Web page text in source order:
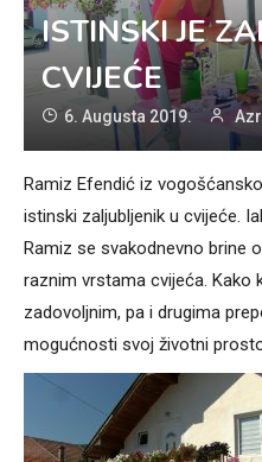
ISTINSKI JE
CVIJEĆE
6. Augusta 2019.
Ramiz Efendić iz
istinski zaljubljenik u cvijeće.
Ramiz se svakodnevno brine
raznim vrstama cvijeća. Kako
zadovoljnim, pa i drugima
mogućnosti svoj životni